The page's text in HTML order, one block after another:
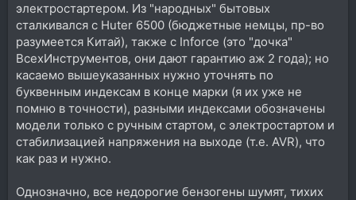
электростартером. Из "народных" бытовых
сталкивался с Huter 6500 (бюджетные немцы, пр-во
разумеется Китай), также с Inforce (это "дочка"
ВсехИнструментов, они дают гарантию аж 2 года); но
касаемо вышеуказанных нужно уточнять по
буквенным индексам в конце марки (я их уже не
помню в точности), разными индексами обозначены
модели только с ручным стартом, с электростартом и
стабилизацией напряжения на выходе (т.е. AVR), что
как раз и нужно.
Однозначно, все недорогие бензогены шумят, тихих